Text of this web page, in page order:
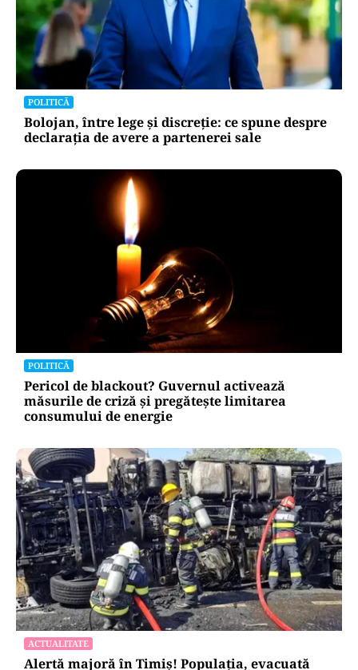
POLITICĂ
PSD atacă USR și PNL după sesizarea la CCR:
„Sacrifică 771 de milioane de euro pentru
Dominic Fritz”
Bolojan, între lege și discreție: ce spune despre
declarația de avere a partenerei sale
POLITICĂ
Pericol de blackout? Guvernul activează
măsurile de criză și pregătește limitarea
consumului de energie